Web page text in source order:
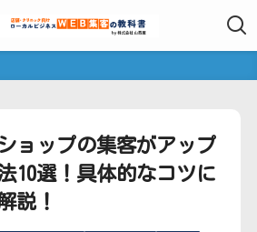
ョップの集客がアップ
10選！具体的なコツに
説！